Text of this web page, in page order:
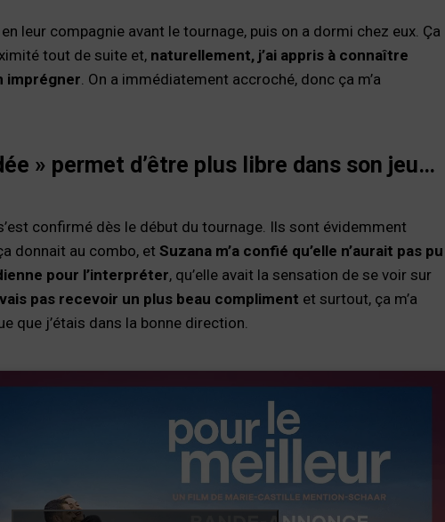
leur compagnie avant le tournage, puis on a dormi chez eux. Ça
tout de suite et, naturellement, j’ai appris à connaître
imprégner. On a immédiatement accroché, donc ça m’a
» permet d’être plus libre dans son jeu…
confirmé dès le début du tournage. Ils sont évidemment
donnait au combo, et Suzana m’a confié qu’elle n’aurait pas pu
pour l’interpréter, qu’elle avait la sensation de se voir sur
pas recevoir un plus beau compliment et surtout, ça m’a
que j’étais dans la bonne direction.